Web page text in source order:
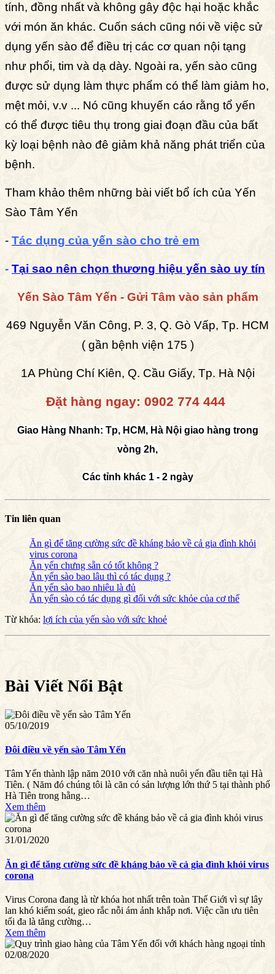
tính, đồng nhất và không gây độc hại hoặc khắc
với món ăn khác. Cuốn sách cũng nói về việc sử
dụng yến sào để điều trị các cơ quan nội tạng
như phổi, tim và dạ dày. Ngoài ra, yến sào cũng
được sử dụng làm thực phẩm có thể làm giảm ho,
mệt mỏi, v.v ... Nó cũng khuyến cáo rằng tổ yến
có thể được tiêu thụ trong giai đoạn đầu của bất
kỳ loại bệnh nào đê giảm khả năng phát triển của
bệnh.
Tham khảo thêm những bài viết bổ ích của Yến
Sào Tâm Yến
- Tác dụng của yến sào cho trẻ em
- Tại sao nên chọn thương hiệu yến sào uy tín
Yến Sào Tâm Yến - Gửi Tâm vào sản phẩm
469 Nguyễn Văn Công, P. 3, Q. Gò Vấp, Tp. HCM
( gần bệnh viện 175 )
1A Phùng Chí Kiên, Q. Cầu Giấy, Tp. Hà Nội
Đặt hàng ngay: 0902 774 444
Giao Hàng Nhanh: Tp, HCM, Hà Nội giao hàng trong
vòng 2h,
Các tỉnh khác 1 - 2 ngày
Tin liên quan
Ăn gì để tăng cường sức đề kháng bảo về cả gia đình khỏi
virus corona
Ăn yến chưng sẵn có tốt không ?
Ăn yến sào bao lâu thì có tác dụng ?
Ăn yến sào bao nhiêu là đủ
Ăn yến sào có tác dụng gì đối với sức khỏe của cơ thể
Từ khóa: lợi ích của yến sào với sức khoẻ
Bài Viết Nổi Bật
05/10/2019
Đôi điều về yến sào Tâm Yến
Tâm Yến thành lập năm 2010 với căn nhà nuôi yến đầu tiên tại Hà
Tiên. ( Năm đó chúng tôi là căn có sản lượng lớn thứ 5 tại thành phố
Hà Tiên trong hằng…
Xem thêm
31/01/2020
Ăn gì để tăng cường sức đề kháng bảo về cả gia đình khỏi virus
corona
Virus Corona đang là từ khóa hot nhất trên toàn Thế Giới vì sự lây
lan khó kiểm soát, gieo rắc nỗi ám ảnh khắp nơi. Việc cần ưu tiên
tối đa là tăng cường…
Xem thêm
02/08/2020